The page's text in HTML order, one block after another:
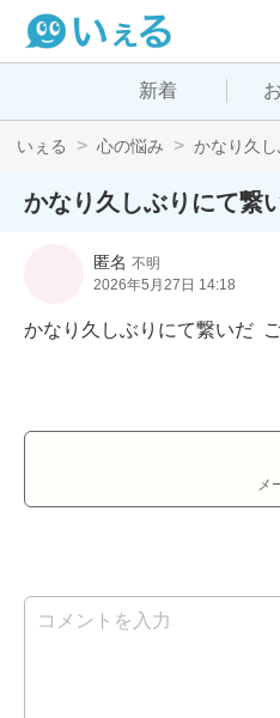
新着
いぇる 心の悩み かなり久し
かなり久しぶりにて繋
匿名 不明
2026年5月27日 14:18
かなり久しぶりにて繋いだ
メ